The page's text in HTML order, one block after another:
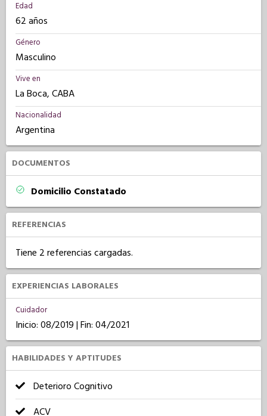
Edad
62 años
Género
Masculino
Vive en
La Boca, CABA
Nacionalidad
Argentina
DOCUMENTOS
Domicilio Constatado
REFERENCIAS
Tiene 2 referencias cargadas.
EXPERIENCIAS LABORALES
Cuidador
Inicio: 08/2019 | Fin: 04/2021
HABILIDADES Y APTITUDES
Deterioro Cognitivo
ACV